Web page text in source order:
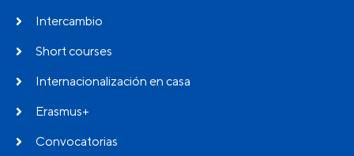
Intercambio
Short courses
Internacionalización en casa
Erasmus+
Convocatorias